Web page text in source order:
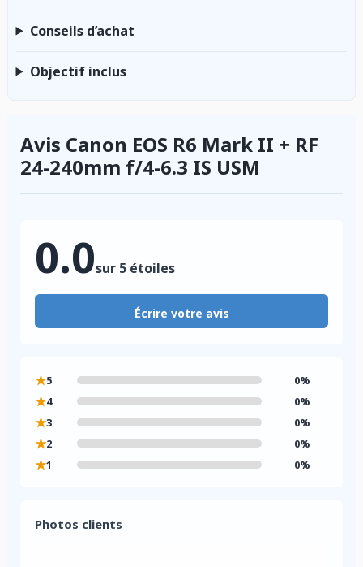
Conseils d’achat
Objectif inclus
Avis Canon EOS R6 Mark II + RF
24-240mm f/4-6.3 IS USM
0.0sur 5 étoiles
Écrire votre avis
★5 0%
★4 0%
★3 0%
★2 0%
★1 0%
Photos clients